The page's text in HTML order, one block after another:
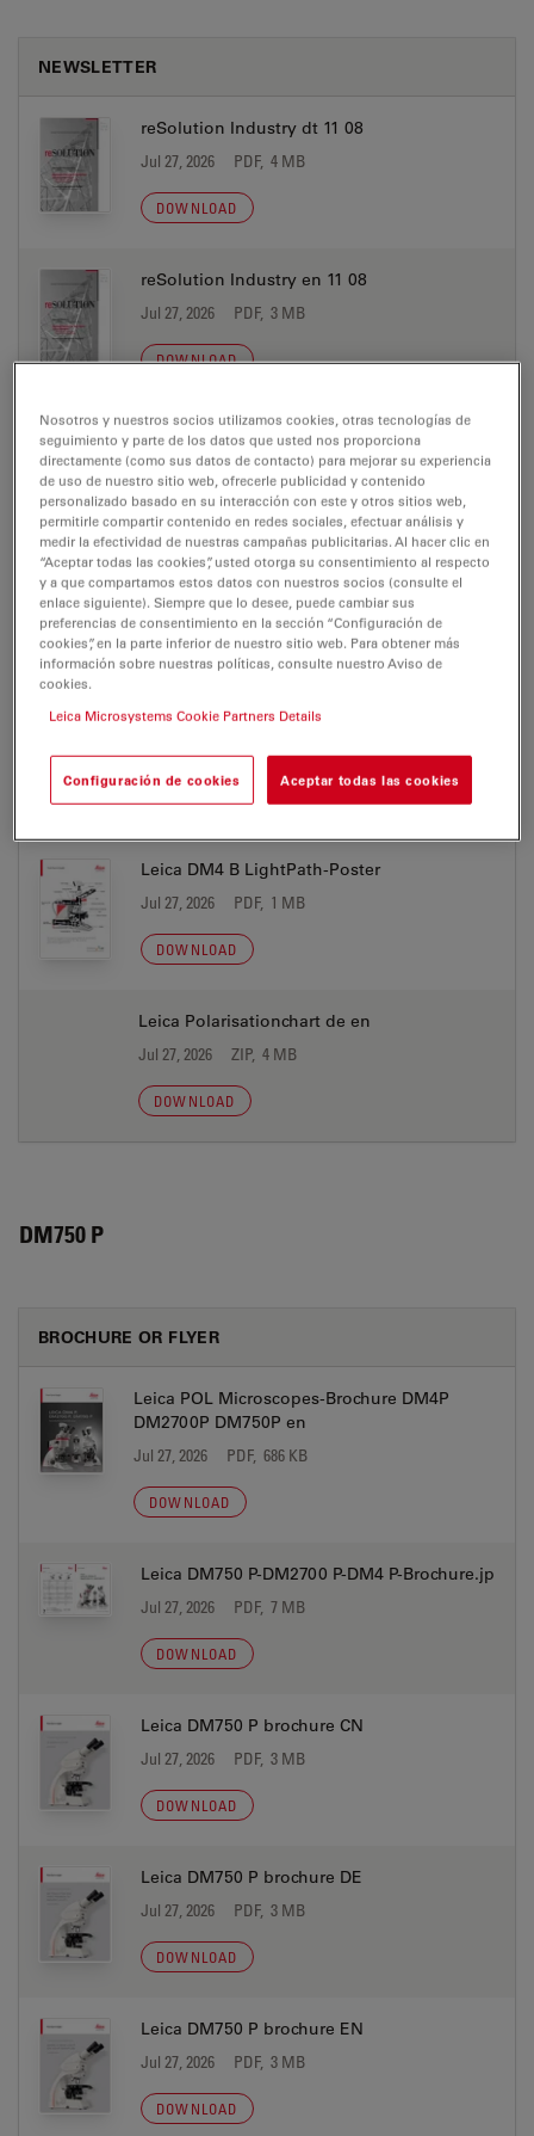
NEWSLETTER
reSolution Industry dt 11 08
Jul 27, 2026 PDF, 4 MB
DOWNLOAD
reSolution Industry en 11 08
Jul 27, 2026 PDF, 3 MB
DOWNLOAD
reSolution Industry fr 11 08
Jul 27, 2026 PDF, 3 MB
DOWNLOAD
reSolution Industry No5
Jul 27, 2026 PDF, 4 MB
DOWNLOAD
POSTER
Leica DM4 B LightPath-Poster
Jul 27, 2026 PDF, 1 MB
DOWNLOAD
Leica Polarisationchart de en
Jul 27, 2026 ZIP, 4 MB
DOWNLOAD
DM750 P
BROCHURE OR FLYER
Leica POL Microscopes-Brochure DM4P
DM2700P DM750P en
Jul 27, 2026 PDF, 686 KB
DOWNLOAD
Leica DM750 P-DM2700 P-DM4 P-Brochure.jp
Jul 27, 2026 PDF, 7 MB
DOWNLOAD
Leica DM750 P brochure CN
Jul 27, 2026 PDF, 3 MB
DOWNLOAD
Leica DM750 P brochure DE
Jul 27, 2026 PDF, 3 MB
DOWNLOAD
Leica DM750 P brochure EN
Jul 27, 2026 PDF, 3 MB
DOWNLOAD
Nosotros y nuestros socios utilizamos cookies, otras tecnologías de
seguimiento y parte de los datos que usted nos proporciona
directamente (como sus datos de contacto) para mejorar su experiencia
de uso de nuestro sitio web, ofrecerle publicidad y contenido
personalizado basado en su interacción con este y otros sitios web,
permitirle compartir contenido en redes sociales, efectuar análisis y
medir la efectividad de nuestras campañas publicitarias. Al hacer clic en
“Aceptar todas las cookies”, usted otorga su consentimiento al respecto
y a que compartamos estos datos con nuestros socios (consulte el
enlace siguiente). Siempre que lo desee, puede cambiar sus
preferencias de consentimiento en la sección “Configuración de
cookies”, en la parte inferior de nuestro sitio web. Para obtener más
información sobre nuestras políticas, consulte nuestro Aviso de
cookies.
Leica Microsystems Cookie Partners Details
Configuración de cookies Aceptar todas las cookies